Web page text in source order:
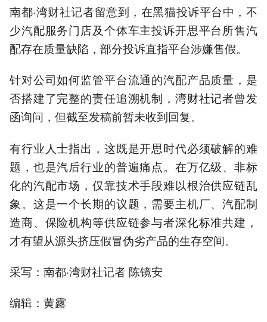
南都·湾财社记者留意到，在黑猫投诉平台中，不
少汽配服务门店及个体车主投诉开思平台所售汽
配存在质量缺陷，部分投诉直指平台涉嫌售假。
针对公司如何监管平台流通的汽配产品质量，是
否搭建了完整的责任追溯机制，湾财社记者曾发
函询问，但截至发稿前暂未收到回复。
有行业人士指出，这既是开思时代必须破解的难
题，也是汽后行业的普遍痛点。在万亿级、非标
化的汽配市场，仅靠技术手段难以根治供应链乱
象。这是一个长期的议题，需要主机厂、汽配制
造商、保险机构等供应链参与者深化标准共建，
才有望从源头挤压假冒伪劣产品的生存空间。
采写：南都·湾财社记者 陈镜安
编辑：黄露